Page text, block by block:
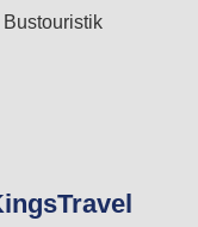
Travel